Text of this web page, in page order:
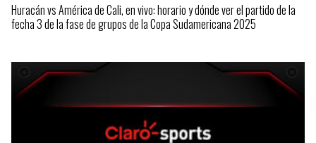
Huracán vs América de Cali, en vivo: horario y dónde ver el partido de la
fecha 3 de la fase de grupos de la Copa Sudamericana 2025